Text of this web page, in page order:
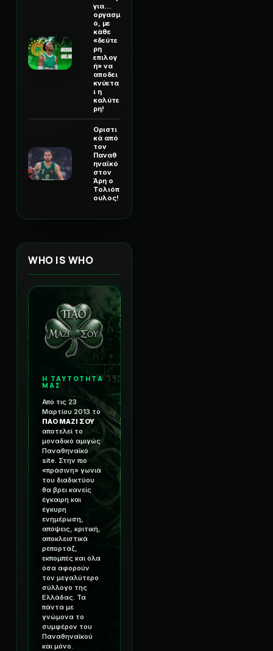
για...
οργασμ
ό, με
κάθε
«δεύτε
ρη
επιλογ
ή» να
αποδει
κνύετα
ι η
καλύτε
ρη!
Οριστι
κά από
τον
Παναθ
ηναϊκό
στον
Άρη ο
Τολιόπ
ουλος!
WHO IS WHO
Η ΤΑΥΤΟΤΗΤΑ
ΜΑΣ
Από τις 23
Μαρτίου 2013 το
ΠΑΟ ΜΑΖΙ ΣΟΥ
αποτελεί το
μοναδικό αμιγώς
Παναθηναϊκό
site. Στην πιο
«πράσινη» γωνιά
του διαδικτύου
θα βρει κανείς
έγκαιρη και
έγκυρη
ενημέρωση,
απόψεις, κριτική,
αποκλειστικά
ρεπορτάζ,
εκπομπές και όλα
όσα αφορούν
τον μεγαλύτερο
σύλλογο της
Ελλάδας. Τα
πάντα με
γνώμονα το
συμφέρον του
Παναθηναϊκού
και μόνο.